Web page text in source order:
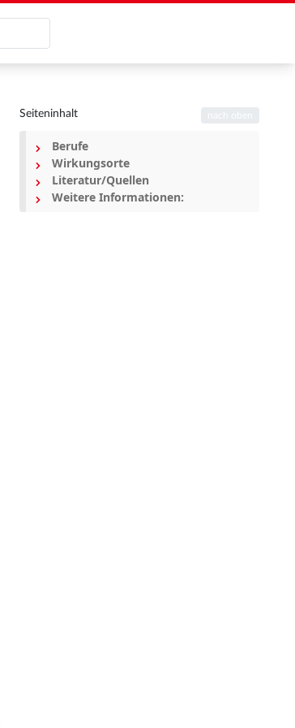
Seiteninhalt
Berufe
Wirkungsorte
Literatur/Quellen
Weitere Informationen: